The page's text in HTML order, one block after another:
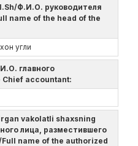
Ф.И.О. руководителя
name of the head of the
угли
главного
Chief accountant:
vakolatli shaxsning
лица, разместившего
name of the authorized